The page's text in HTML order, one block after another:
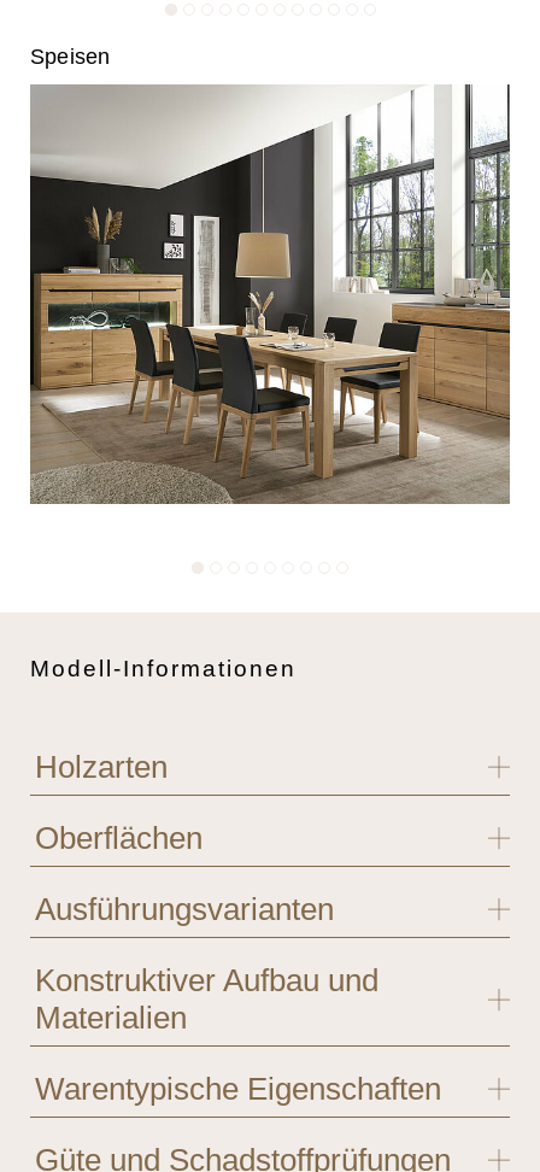
Speisen
Modell-Informationen
Holzarten
Oberflächen
Ausführungsvarianten
Konstruktiver Aufbau und
Materialien
Warentypische Eigenschaften
Güte und Schadstoffprüfungen